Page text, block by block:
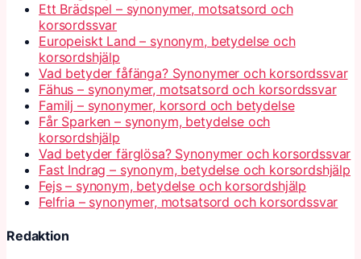
Ett Brädspel – synonymer, motsatsord och
korsordssvar
Europeiskt Land – synonym, betydelse och
korsordshjälp
Vad betyder fåfänga? Synonymer och korsordssvar
Fähus – synonymer, motsatsord och korsordssvar
Familj – synonymer, korsord och betydelse
Får Sparken – synonym, betydelse och
korsordshjälp
Vad betyder färglösa? Synonymer och korsordssvar
Fast Indrag – synonym, betydelse och korsordshjälp
Fejs – synonym, betydelse och korsordshjälp
Felfria – synonymer, motsatsord och korsordssvar
Redaktion